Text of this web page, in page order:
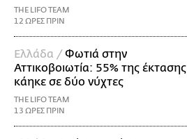
THE LIFO TEAM
12 ΩΡΕΣ ΠΡΙΝ
Ελλάδα / Φωτιά στην
Αττικοβοιωτία: 55% της έκτασης
κάηκε σε δύο νύχτες
THE LIFO TEAM
13 ΩΡΕΣ ΠΡΙΝ